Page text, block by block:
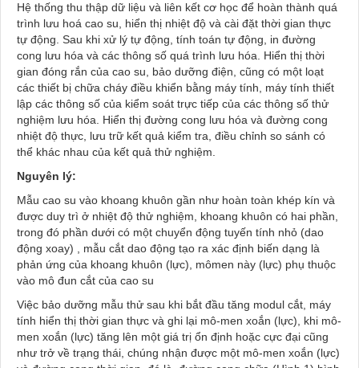
Hệ thống thu thập dữ liệu và liên kết cơ học để hoàn thành quá
trình lưu hoá cao su, hiển thị nhiệt độ và cài đặt thời gian thực
tự động. Sau khi xử lý tự động, tính toán tự động, in đường
cong lưu hóa và các thông số quá trình lưu hóa. Hiển thị thời
gian đóng rắn của cao su, bảo dưỡng điện, cũng có một loạt
các thiết bị chữa cháy điều khiển bằng máy tính, máy tính thiết
lập các thông số của kiểm soát trực tiếp của các thông số thử
nghiệm lưu hóa. Hiển thị đường cong lưu hóa và đường cong
nhiệt độ thực, lưu trữ kết quả kiểm tra, điều chỉnh so sánh có
thể khác nhau của kết quả thử nghiệm.
Nguyên lý:
Mẫu cao su vào khoang khuôn gần như hoàn toàn khép kín và
được duy trì ở nhiệt độ thử nghiệm, khoang khuôn có hai phần,
trong đó phần dưới có một chuyển động tuyến tính nhỏ (dao
động xoay) , mẫu cắt dao động tạo ra xác định biến dạng là
phản ứng của khoang khuôn (lực), mômen này (lực) phụ thuộc
vào mô đun cắt của cao su
Việc bảo dưỡng mẫu thử sau khi bắt đầu tăng modul cắt, máy
tính hiển thị thời gian thực và ghi lại mô-men xoắn (lực), khi mô-
men xoắn (lực) tăng lên một giá trị ổn định hoặc cực đại cũng
như trở về trạng thái, chúng nhận được một mô-men xoắn (lực)